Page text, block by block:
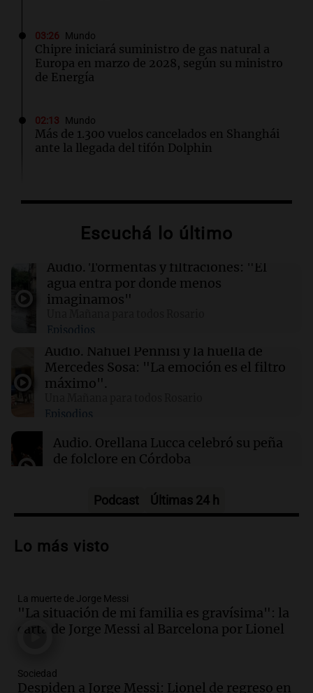
03:26 Mundo
Chipre iniciará suministro de gas natural a
Europa en marzo de 2028, según su ministro
de Energía
02:13 Mundo
Más de 1.300 vuelos cancelados en Shanghái
ante la llegada del tifón Dolphin
Airbnb acelera el lanzamiento de funciones
búsqueda
El Pentágono solicita a la industria de defensa
un aumento en la producción de armas
01:31 Ciencia
Reducir alimentos dulces no disminuye
antojos ni mejora la salud, según estudio
01:29 Mundo
El lago Mead alcanza su nivel más bajo en 90
años, evidenciando la crisis hídrica en EE.UU.
Escuchá lo último
Audio. Tormentas y filtraciones: "El
agua entra por donde menos
imaginamos"
Episodios
Audio. Nahuel Pennisi y la huella de
Mercedes Sosa: "La emoción es el filtro
máximo".
Episodios
Audio. Orellana Lucca celebró su peña
de folclore en Córdoba
Audio.Trágico accidente en Mendoza:
vehículos desde un puente
Audio.Tragedia en Mendoza: un muerto
y cinco heridos tras caer dos autos desde
un puente
Audio.Messi llegará esta noche a
Podcast Últimas 24 h
Lo más visto
La muerte de Jorge Messi
"La situación de mi familia es gravísima": la
carta de Jorge Messi al Barcelona por Lionel
Sociedad
Despiden a Jorge Messi: Lionel de regreso en